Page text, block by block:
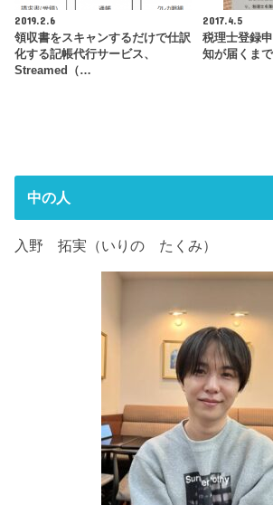
2019.2.6
領収書をスキャンするだけで仕訳
化する記帳代行サービス、
Streamed（…
2017.4.5
税理士登録
知が届くま
中の人
入野 拓実（いりの たくみ）